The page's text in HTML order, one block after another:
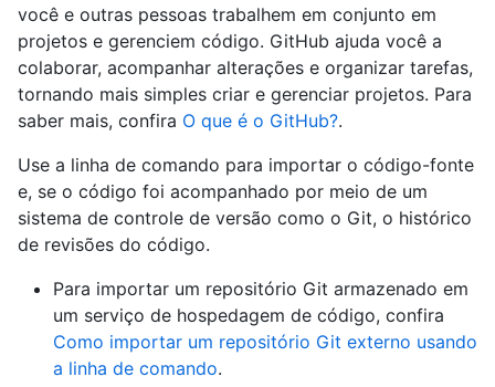
você e outras pessoas trabalhem em conjunto em
projetos e gerenciem código. GitHub ajuda você a
colaborar, acompanhar alterações e organizar tarefas,
tornando mais simples criar e gerenciar projetos. Para
saber mais, confira O que é o GitHub?.
Use a linha de comando para importar o código-fonte
e, se o código foi acompanhado por meio de um
sistema de controle de versão como o Git, o histórico
de revisões do código.
Para importar um repositório Git armazenado em
um serviço de hospedagem de código, confira
Como importar um repositório Git externo usando
a linha de comando.